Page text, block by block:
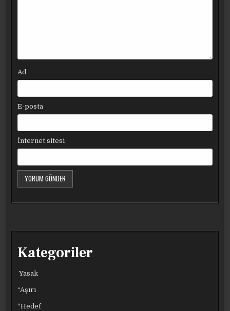
Ad
E-posta
İnternet sitesi
Kategoriler
Yasak
“Aşırı
“Hedef